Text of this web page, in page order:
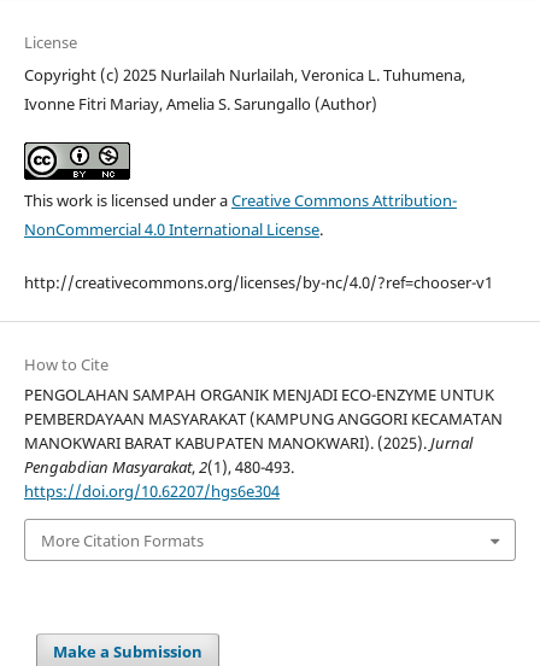
License
Copyright (c) 2025 Nurlailah Nurlailah, Veronica L. Tuhumena,
Ivonne Fitri Mariay, Amelia S. Sarungallo (Author)
This work is licensed under aCreative Commons Attribution-
NonCommercial 4.0 International License.
http://creativecommons.org/licenses/by-nc/4.0/?ref=chooser-v1
How to Cite
PENGOLAHAN SAMPAH ORGANIK MENJADI ECO-ENZYME UNTUK
PEMBERDAYAAN MASYARAKAT (KAMPUNG ANGGORI KECAMATAN
MANOKWARI BARAT KABUPATEN MANOKWARI). (2025).Jurnal
Pengabdian Masyarakat,2(1), 480-493.
https://doi.org/10.62207/hgs6e304
More Citation Formats
Make a Submission